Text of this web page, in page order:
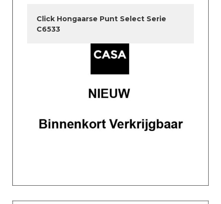
Click Hongaarse Punt Select Serie
C6533